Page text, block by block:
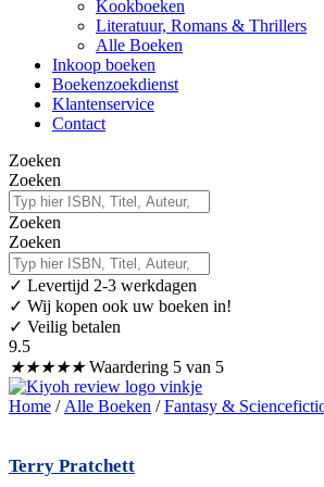
Kookboeken
Literatuur, Romans & Thrillers
Alle Boeken
Inkoop boeken
Boekenzoekdienst
Klantenservice
Contact
Zoeken
Zoeken
Zoeken
Zoeken
✓ Levertijd 2-3 werkdagen
✓ Wij kopen ook uw boeken in!
✓ Veilig betalen
9.5
★★★★★ Waardering 5 van 5
Home / Alle Boeken /Fantasy &
Terry Pratchett